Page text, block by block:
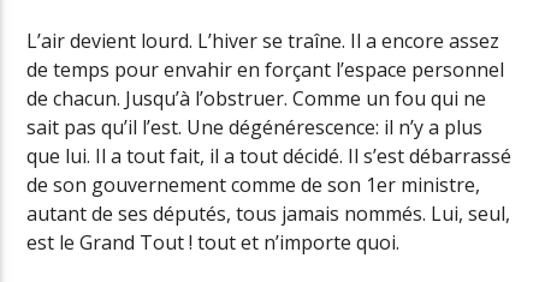
L’air devient lourd. L’hiver se traîne. Il a encore assez
de temps pour envahir en forçant l’espace personnel
de chacun. Jusqu’à l’obstruer. Comme un fou qui ne
sait pas qu’il l’est. Une dégénérescence: il n’y a plus
que lui. Il a tout fait, il a tout décidé. Il s’est débarrassé
de son gouvernement comme de son 1er ministre,
autant de ses députés, tous jamais nommés. Lui, seul,
est le Grand Tout ! tout et n’importe quoi.